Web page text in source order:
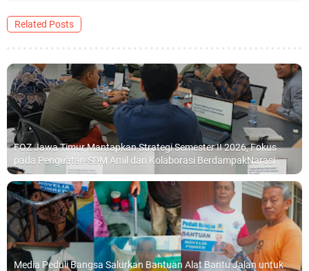
Related Posts
FOZ Jawa Timur Mantapkan Strategi Semester II 2026, Fokus
pada Penguatan SDM Amil dan Kolaborasi BerdampakNarasi
Media Peduli Bangsa Salurkan Bantuan Alat Bantu Jalan untuk